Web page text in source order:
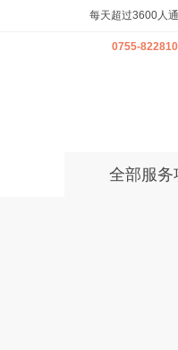
每天超过3600人
0755-
全部服务